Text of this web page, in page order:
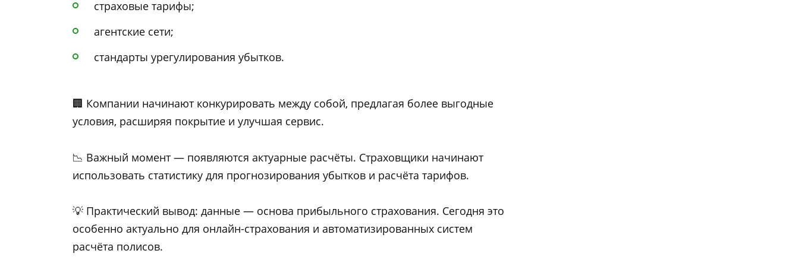
страховые тарифы;
агентские сети;
стандарты урегулирования убытков.
🏢 Компании начинают конкурировать между собой, предлагая более выгодные
условия, расширяя покрытие и улучшая сервис.
📉 Важный момент — появляются актуарные расчёты. Страховщики начинают
использовать статистику для прогнозирования убытков и расчёта тарифов.
💡 Практический вывод: данные — основа прибыльного страхования. Сегодня это
особенно актуально для онлайн-страхования и автоматизированных систем
расчёта полисов.